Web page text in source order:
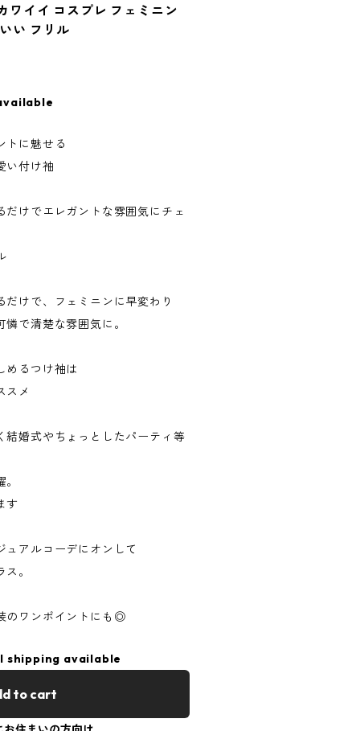
ワイイ コスプレ フェミニン
い フリル
トに魅せる
い付け袖
けでエレガントな雰囲気にチェ
けで、フェミニンに早変わり
で清楚な雰囲気に。
めるつけ袖は
スメ
結婚式やちょっとしたパーティ等
す
ュアルコーデにオンして
。
のワンポイントにも◎
shipping available
to cart